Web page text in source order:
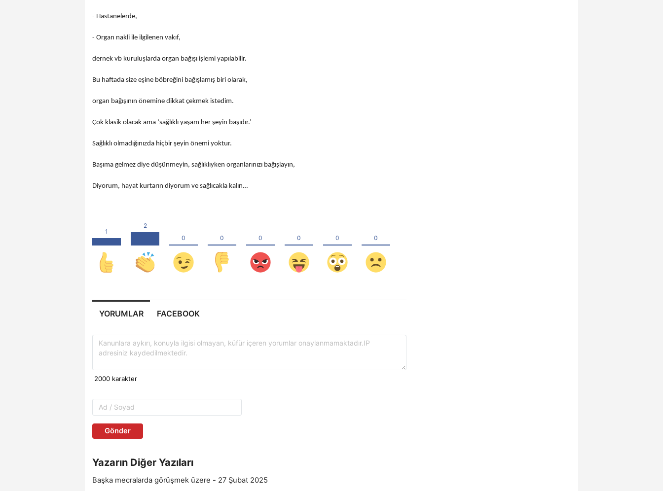
- Hastanelerde,
- Organ nakli ile ilgilenen vakıf,
dernek vb kuruluşlarda organ bağışı işlemi yapılabilir.
Bu haftada size eşine böbreğini bağışlamış biri olarak,
organ bağışının önemine dikkat çekmek istedim.
Çok klasik olacak ama ‘sağlıklı yaşam her şeyin başıdır.’
Sağlıklı olmadığınızda hiçbir şeyin önemi yoktur.
Başıma gelmez diye düşünmeyin, sağlıklıyken organlarınızı bağışlayın,
Diyorum, hayat kurtarın diyorum ve sağlıcakla kalın…
YORUMLAR FACEBOOK
Gönder
Yazarın Diğer Yazıları
Başka mecralarda görüşmek üzere - 27 Şubat 2025